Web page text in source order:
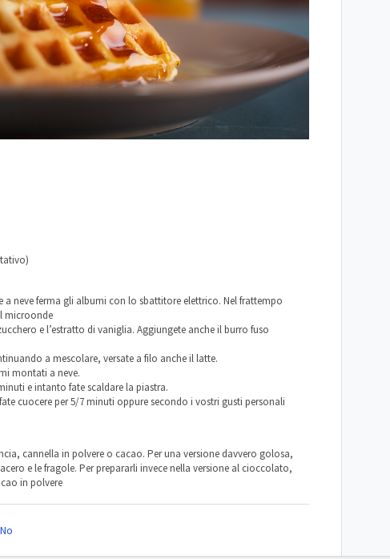
neve ferma gli albumi con lo sbattitore elettrico. Nel frattempo
microonde
e l’estratto di vaniglia. Aggiungete anche il burro fuso
a mescolare, versate a filo anche il latte.
montati a neve.
e intanto fate scaldare la piastra.
cuocere per 5/7 minuti oppure secondo i vostri gusti personali
cannella in polvere o cacao. Per una versione davvero golosa,
e le fragole. Per prepararli invece nella versione al cioccolato,
in polvere
No